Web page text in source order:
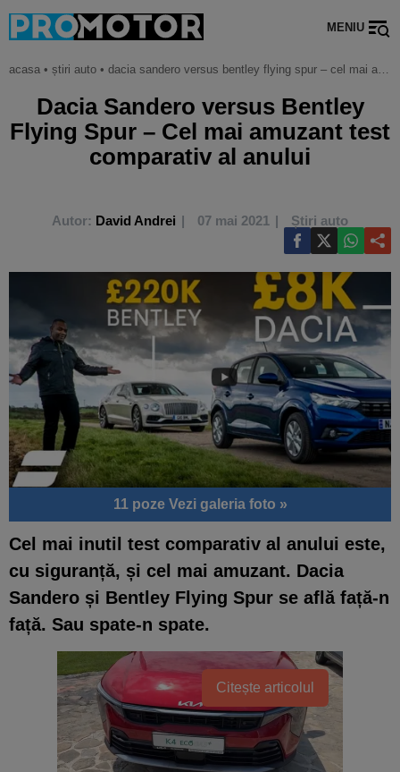
MENIU
acasa • știri auto • dacia sandero versus bentley flying spur – cel mai amuzant test comparativ al anului
Dacia Sandero versus Bentley
Flying Spur – Cel mai amuzant test
comparativ al anului
Autor: David Andrei 07 mai 2021 Știri auto
11 poze Vezi galeria foto »
Cel mai inutil test comparativ al anului este,
cu siguranță, și cel mai amuzant. Dacia
Sandero și Bentley Flying Spur se află față-n
față. Sau spate-n spate.
Citește articolul